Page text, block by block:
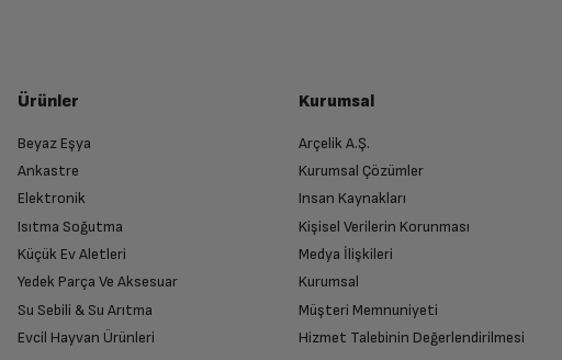
Ürünler
Beyaz Eşya
Ankastre
Elektronik
Isıtma Soğutma
Küçük Ev Aletleri
Yedek Parça Ve Aksesuar
Su Sebili & Su Arıtma
Evcil Hayvan Ürünleri
Kurumsal
Arçelik A.Ş.
Kurumsal Çözümler
Insan Kaynakları
Kişisel Verilerin Korunması
Medya İlişkileri
Kurumsal
Müşteri Memnuniyeti
Hizmet Talebinin Değerlendirilmesi